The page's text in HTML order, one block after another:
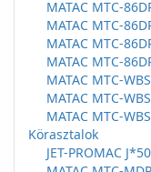
MATAC MTC-
MATAC MTC-
MATAC MTC-
MATAC MTC-
MATAC MTC-
MATAC MTC-
MATAC MTC-
Körasztalok
JET-PROMAC